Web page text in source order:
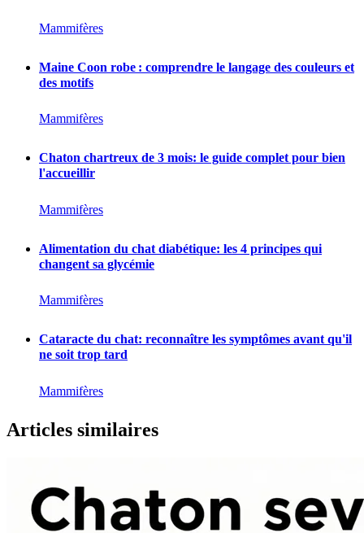
Mammifères
Maine Coon robe : comprendre le langage des couleurs et
des motifs
Mammifères
Chaton chartreux de 3 mois: le guide complet pour bien
l'accueillir
Mammifères
Alimentation du chat diabétique: les 4 principes qui
changent sa glycémie
Mammifères
Cataracte du chat: reconnaître les symptômes avant qu'il
ne soit trop tard
Mammifères
Articles similaires